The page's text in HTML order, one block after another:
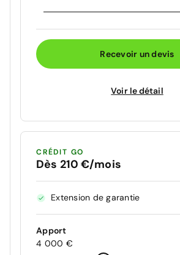
Recevoir un devis
Voir le détail
CRÉDIT GO
Dès 210 €/mois
Extension de garantie
Apport
4 000 €